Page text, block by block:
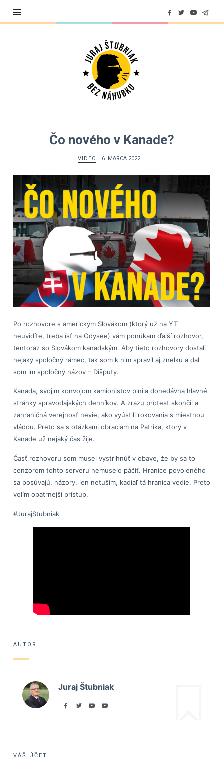
Juraj
Štubniak
Čo nového v Kanade?
VIDEO 6. MARCA 2022
Po rozhovore s americkým Slovákom (ktorý už na YT
neuvidíte, treba ísť na Odysee) vám ponúkam ďalší rozhovor,
tentoraz so Slovákom kanadským. Aby tieto rozhovory dostali
nejaký spoločný rámec, tak som k nim spravil aj znelku a dal
som im spoločný názov – Dišputy.
Kanada, svojim konvojom kamionistov plnila donedávna hlavné
stránky spravodajských denníkov. A zrazu protest skončil a
zahraničná verejnosť nevie, ako vyústili rokovania s miestnou
vládou. Preto sa s otázkami obraciam na Patrika, ktorý v
Kanade už nejaký čas žije.
Časť rozhovoru som musel vystrihnúť v obave, že by sa to
cenzorom tohto serveru nemuselo páčiť. Hranice povoleného
sa posúvajú, názory, len netuším, kadiaľ tá hranica vedie. Preto
volím opatrnejší prístup.
#JurajStubniak
AUTOR
Juraj Štubniak
VÁŠ ÚČET